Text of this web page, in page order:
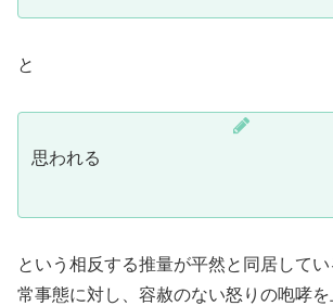
と
思われる
という相反する推量が平然と同居して
常事態に対し、容赦のない怒りの咆哮を